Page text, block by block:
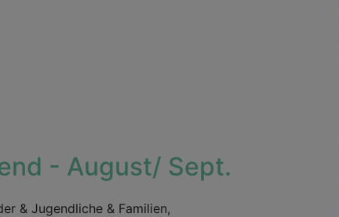
- August/ Sept.
& Jugendliche & Familien,